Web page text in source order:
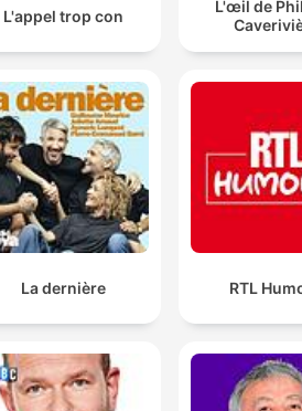
L'appel trop con
L'œil de
La dernière RTL